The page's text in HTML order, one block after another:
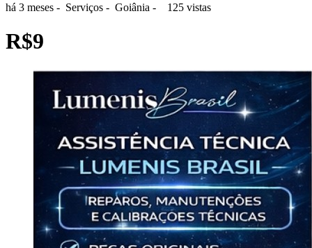
há 3 meses - Serviços - Goiânia - 125 vistas
R$9